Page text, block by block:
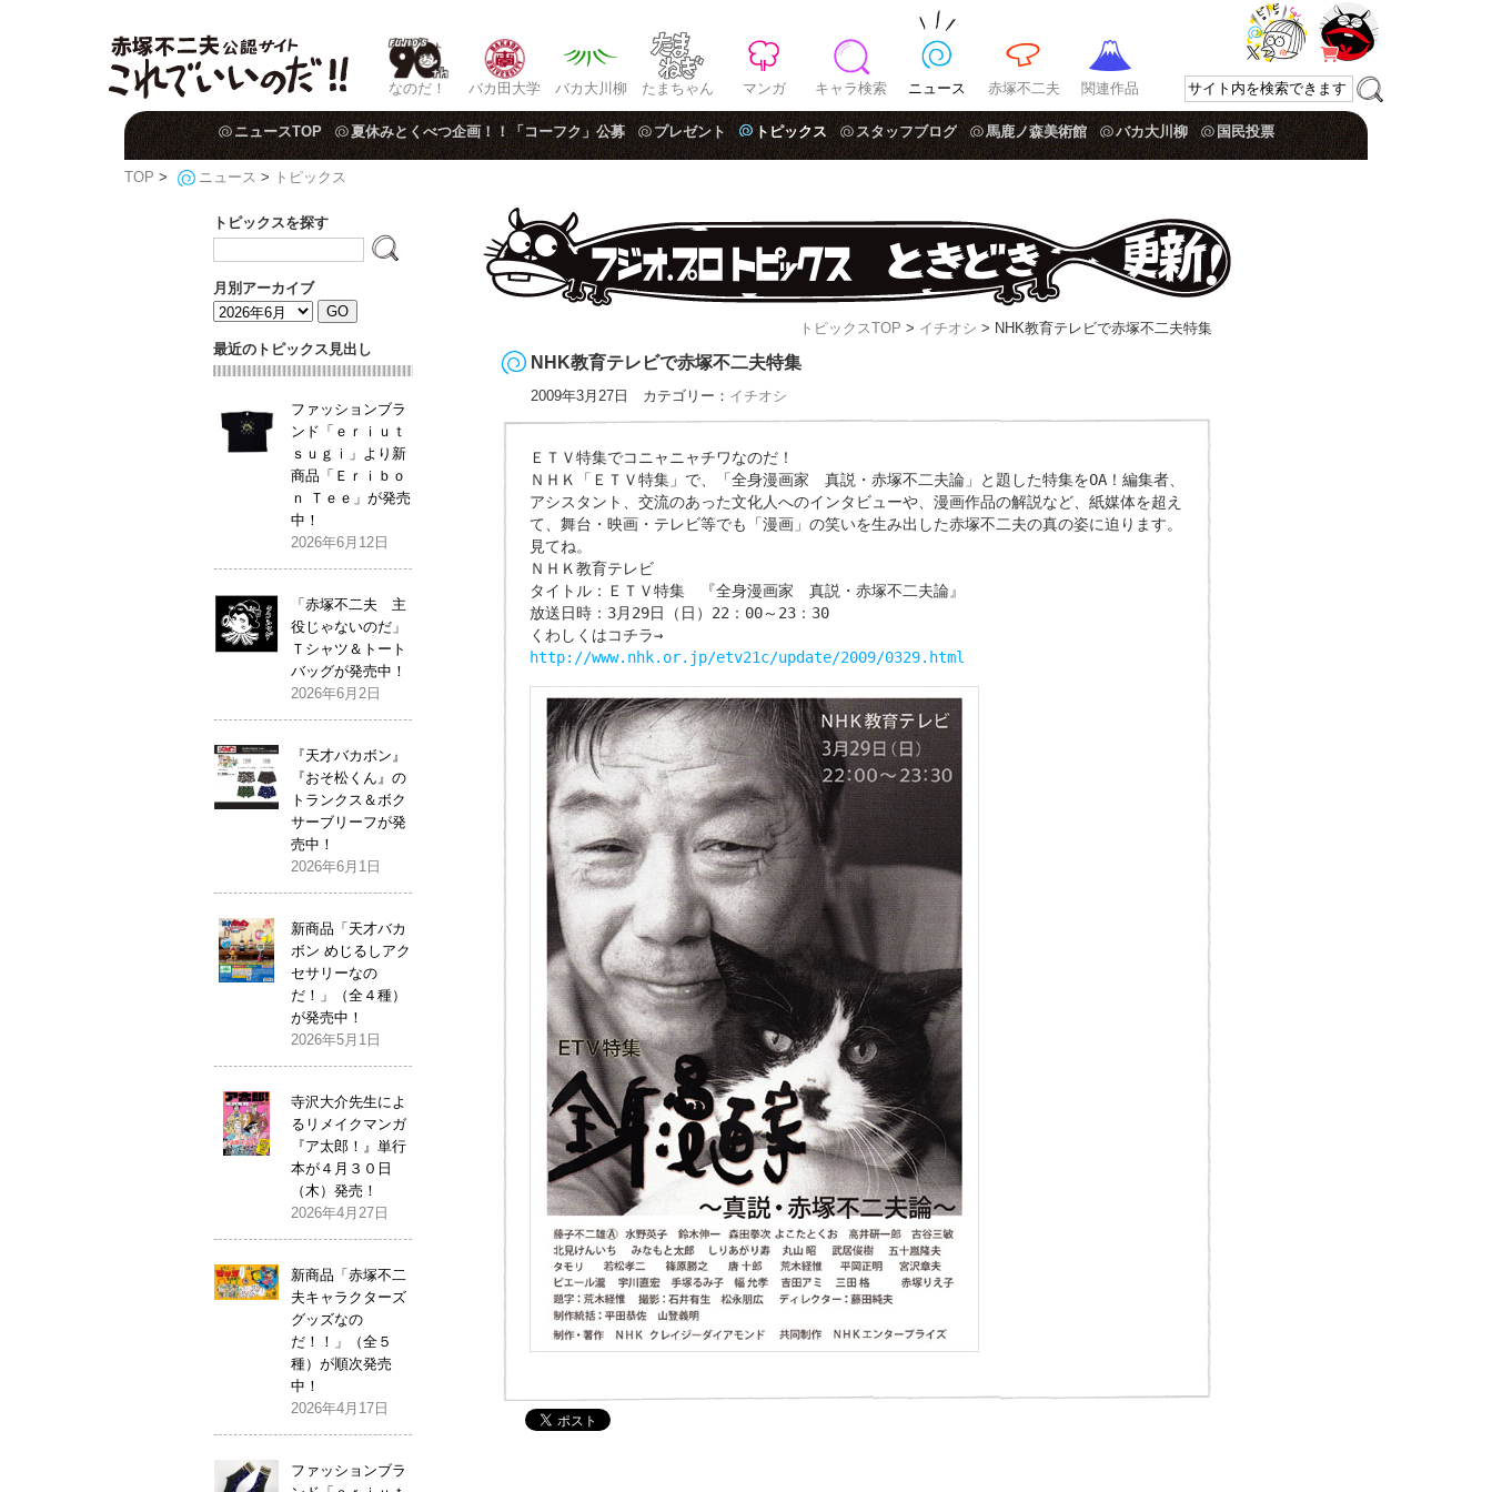
なのだ！ バカ田大学 バカ大川柳 たまちゃん マンガ キャラ検索 ニュース 赤塚不二夫 関連作品
ニュースTOP 夏休みとくべつ企画！！「コーフク」公募 プレゼント トピックス スタッフブログ 馬鹿ノ森美術館 バカ大川柳 国民投票
TOP > ニュース > トピックス
トピックスTOP > イチオシ > NHK教育テレビで赤塚不二夫特集
NHK教育テレビで赤塚不二夫特集
2009年3月27日 カテゴリー： イチオシ
ＥＴＶ特集でコニャニャチワなのだ！
ＮＨＫ「ＥＴＶ特集」で、「全身漫画家 真説・赤塚不二夫論」と題した特集をOA！編集者、
アシスタント、交流のあった文化人へのインタビューや、漫画作品の解説など、紙媒体を超え
て、舞台・映画・テレビ等でも「漫画」の笑いを生み出した赤塚不二夫の真の姿に迫ります。
見てね。
ＮＨＫ教育テレビ
タイトル：ＥＴＶ特集 『全身漫画家 真説・赤塚不二夫論』
放送日時：3月29日（日）22：00～23：30
くわしくはコチラ→
http://www.nhk.or.jp/etv21c/update/2009/0329.html
トピックスを探す
月別アーカイブ
最近のトピックス見出し
ファッションブラ
ンド「ｅｒｉｕｔ
ｓｕｇｉ」より新
商品「Ｅｒｉｂｏ
ｎ Ｔｅｅ」が発売
中！
2026年6月12日
「赤塚不二夫 主
役じゃないのだ」
Ｔシャツ＆トート
バッグが発売中！
2026年6月2日
『天才バカボン』
『おそ松くん』の
トランクス＆ボク
サーブリーフが発
売中！
2026年6月1日
新商品「天才バカ
ボン めじるしアク
セサリーなの
だ！」（全４種）
が発売中！
2026年5月1日
寺沢大介先生によ
るリメイクマンガ
『ア太郎！』単行
本が４月３０日
（木）発売！
2026年4月27日
新商品「赤塚不二
夫キャラクターズ
グッズなの
だ！！」（全５
種）が順次発売
中！
2026年4月17日
ファッションブラ